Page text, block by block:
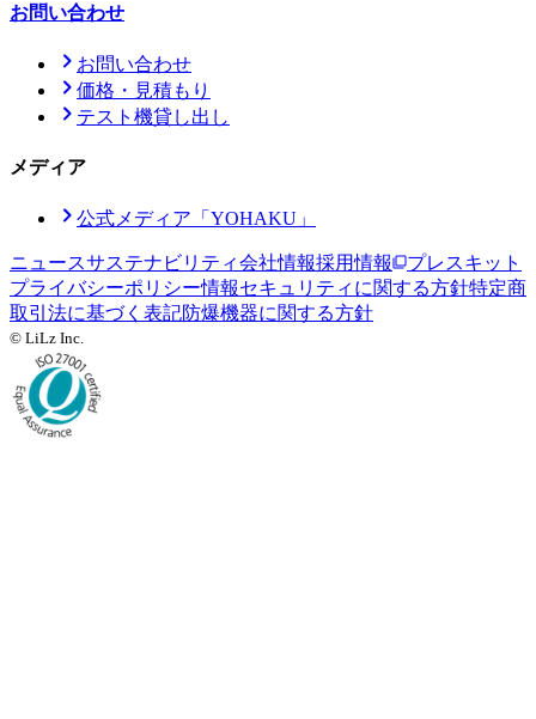
お問い合わせ
お問い合わせ
価格・見積もり
テスト機貸し出し
メディア
公式メディア「YOHAKU」
ニュースサステナビリティ会社情報採用情報
プレスキット
プライバシーポリシー情報セキュリティに関する方針特定商
取引法に基づく表記防爆機器に関する方針
© LiLz Inc.